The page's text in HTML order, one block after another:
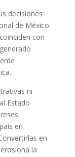
decisiones
de México.
con
ni
Estado
en
en
la